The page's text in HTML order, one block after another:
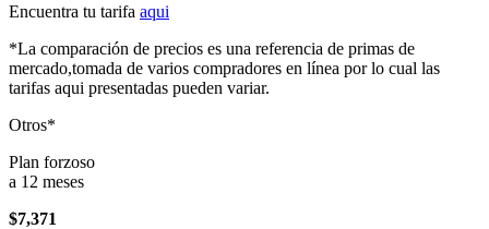
Encuentra tu tarifa aqui
*La comparación de precios es una referencia de primas de
mercado,tomada de varios compradores en línea por lo cual las
tarifas aqui presentadas pueden variar.
Otros*
Plan forzoso
a 12 meses
$7,371